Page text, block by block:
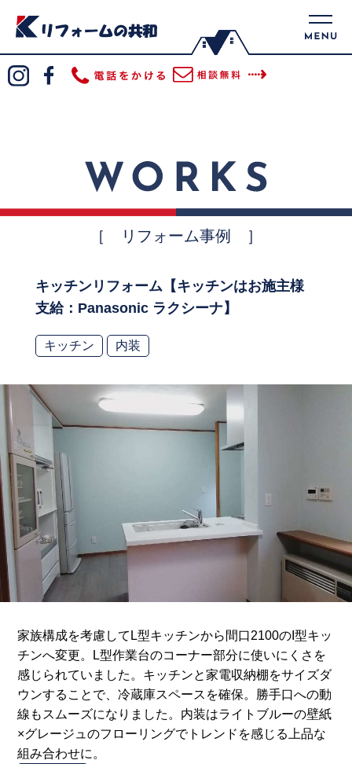
［ リフォーム事例 ］
キッチンリフォーム【キッチンはお施主様
支給：Panasonic ラクシーナ】
キッチン 内装
家族構成を考慮してL型キッチンから間口2100のI型キッ
チンへ変更。L型作業台のコーナー部分に使いにくさを
感じられていました。キッチンと家電収納棚をサイズダ
ウンすることで、冷蔵庫スペースを確保。勝手口への動
線もスムーズになりました。内装はライトブルーの壁紙
×グレージュのフローリングでトレンドを感じる上品な
組み合わせに。